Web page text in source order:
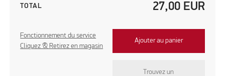
TOTAL 27,00 EUR
Fonctionnement du service
Cliquez & Retirez en magasin
Ajouter au panier
Trouvez un